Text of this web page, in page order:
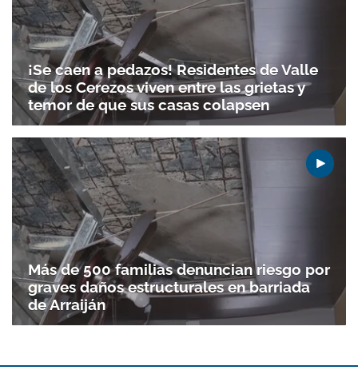
¡Se caen a pedazos! Residentes de Valle
de los Cerezos viven entre las grietas y
temor de que sus casas colapsen
Más de 500 familias denuncian riesgo por
graves daños estructurales en barriada
de Arraiján